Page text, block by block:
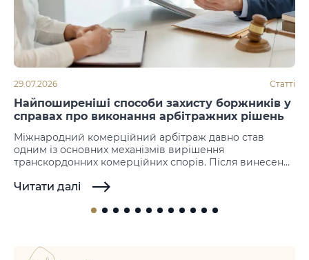
29.07.2026 Статті
Найпоширеніші способи захисту боржників у
справах про виконання арбітражних рішень
Міжнародний комерційний арбітраж давно став
одним із основних механізмів вирішення
транскордонних комерційних спорів. Після винесення
виконання. Саме на цій стадії нерідко виникають
допустити або відтермінувати виконання іноземних
спору по суті, однак допускає…
Читати далі